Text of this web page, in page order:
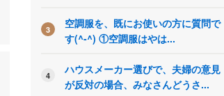
3
空調服を、既にお使いの方に質問で
す(^-^) ①空調服はやは...
4
ハウスメーカー選びで、夫婦の意見
が反対の場合、みなさんどうさ...